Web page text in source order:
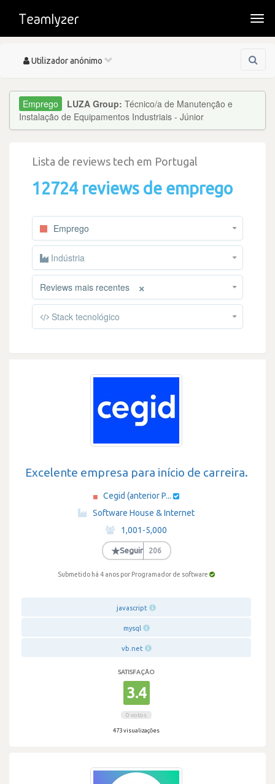
Toggle
Utilizador anónimo
LUZA Group: Técnico/a de Manutenção e
Instalação de Equipamentos Industriais - Júnior
Lista de reviews tech em Portugal
12724 reviews de emprego
Emprego
Indústria
×
Reviews mais recentes
Stack tecnológico
Excelente empresa para início de carreira.
Cegid (anterior P...
Software House & Internet
·
1,001-5,000
·
★Seguir 206
Submetido há 4 anos por Programador de software
javascript
mysql
vb.net
SATISFAÇÃO
3.4
0 votos
473 visualizações